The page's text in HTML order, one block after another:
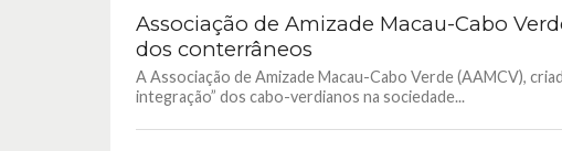
Associação de Amizade Macau-Cabo
dos conterrâneos
A Associação de Amizade Macau-Cabo Verde (AAMCV),
integração” dos cabo-verdianos na sociedade...